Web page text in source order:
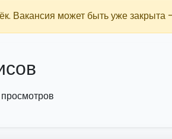
Вакансия может быть уже закрыта
просмотров